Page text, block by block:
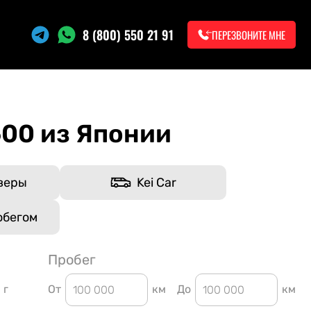
8 (800) 550 21 91 ПЕРЕЗВОНИТЕ МНЕ
из Японии
Kei Car
г
Пробег
От км До км